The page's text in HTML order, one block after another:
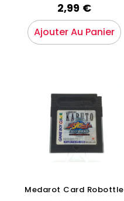
2,99 €
Ajouter Au Panier
Medarot Card Robottle